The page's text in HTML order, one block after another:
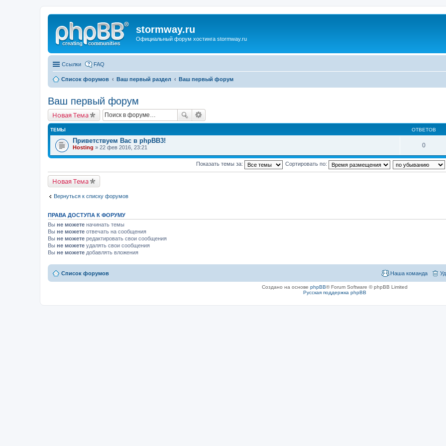
stormway.ru
Официальный форум хостинга stormway.ru
Ссылки FAQ
Список форумов Ваш первый раздел Ваш первый форум
Ваш первый форум
Новая Тема
ТЕМЫ ОТВЕТОВ
Приветствуем Вас в phpBB3!
Hosting » 22 фев 2016, 23:21 0
Показать темы за: Сортировать по:
Новая Тема
Вернуться к списку форумов
ПРАВА ДОСТУПА К ФОРУМУ
Вы не можете начинать темы
Вы не можете отвечать на сообщения
Вы не можете редактировать свои сообщения
Вы не можете удалять свои сообщения
Вы не можете добавлять вложения
Список форумов Наша команда
Создано на основе phpBB® Forum Software © phpBB Limited
Русская поддержка phpBB